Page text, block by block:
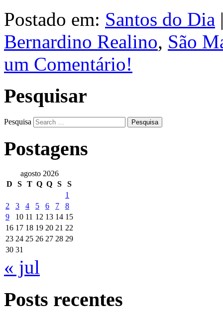
Postado em: Santos do Dia
Bernardino Realino, São
um Comentário!
Pesquisar
Pesquisa
Postagens
agosto 2026
D
S T Q Q S
S
1
2
3 4 5 6 7
8
9
10 11 12 13 14 15
16 17 18 19 20 21 22
23 24 25 26 27 28 29
30 31
« jul
Posts recentes